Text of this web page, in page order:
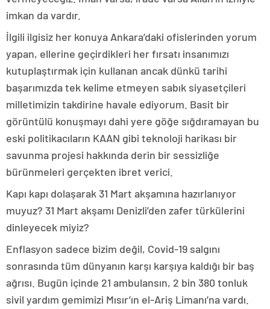
imkan da vardır.
İlgili ilgisiz her konuya Ankara’daki ofislerinden yorum
yapan, ellerine geçirdikleri her fırsatı insanımızı
kutuplaştırmak için kullanan ancak dünkü tarihi
başarımızda tek kelime etmeyen sabık siyasetçileri
milletimizin takdirine havale ediyorum. Basit bir
görüntülü konuşmayı dahi yere göğe sığdıramayan bu
eski politikacıların KAAN gibi teknoloji harikası bir
savunma projesi hakkında derin bir sessizliğe
bürünmeleri gerçekten ibret verici.
Kapı kapı dolaşarak 31 Mart akşamına hazırlanıyor
muyuz? 31 Mart akşamı Denizli’den zafer türkülerini
dinleyecek miyiz?
Enflasyon sadece bizim değil, Covid-19 salgını
sonrasında tüm dünyanın karşı karşıya kaldığı bir baş
ağrısı. Bugün içinde 21 ambulansın, 2 bin 380 tonluk
sivil yardım gemimizi Mısır’ın el-Ariş Limanı’na vardı.